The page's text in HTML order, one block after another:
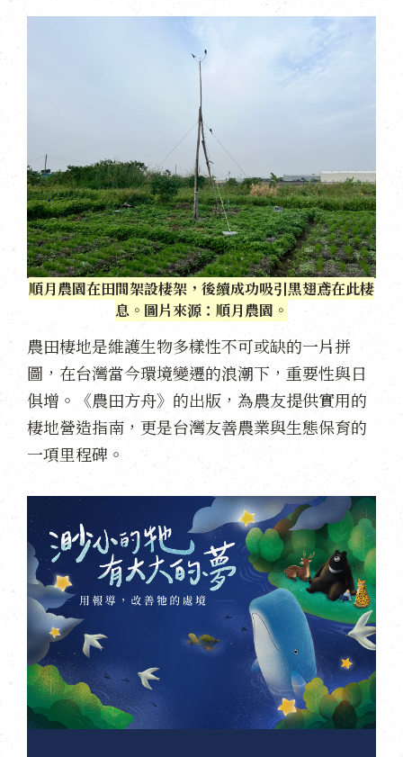
順月農園在田間架設棲架，後續成功吸引黑翅鳶在此棲
息。圖片來源：順月農園。
農田棲地是維護生物多樣性不可或缺的一片拼
圖，在台灣當今環境變遷的浪潮下，重要性與日
俱增。《農田方舟》的出版，為農友提供實用的
棲地營造指南，更是台灣友善農業與生態保育的
一項里程碑。